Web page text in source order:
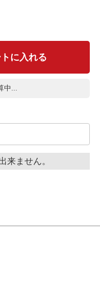
に入れる
...
来ません。